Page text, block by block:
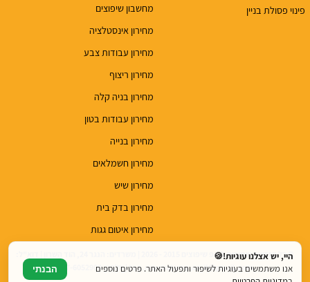
פינוי פסולת בניין
מחשבון שיפוצים
מחירון אינסטלציה
מחירון עבודות צבע
מחירון ריצוף
מחירון בניה קלה
מחירון עבודות בטון
מחירון בנייה
מחירון חשמלאים
מחירון שיש
מחירון בדק בית
מחירון איטום גגות
top.renovations.co.il@gmail.com | טלפון: 077-6052900
היי, יש אצלנו עוגיות!🍪
אנו משתמשים בעוגיות לשיפור ותפעול האתר. פרטים נוספים
הבנתי